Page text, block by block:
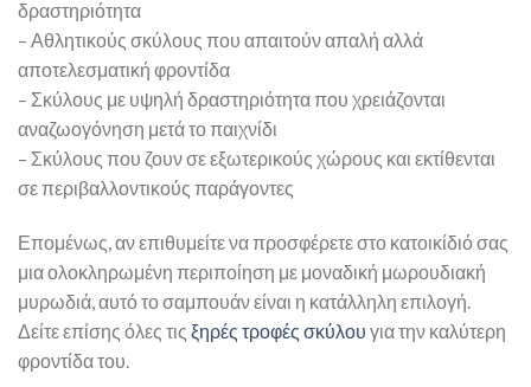
δραστηριότητα
– Αθλητικούς σκύλους που απαιτούν απαλή αλλά
αποτελεσματική φροντίδα
– Σκύλους με υψηλή δραστηριότητα που χρειάζονται
αναζωογόνηση μετά το παιχνίδι
– Σκύλους που ζουν σε εξωτερικούς χώρους και εκτίθενται
σε περιβαλλοντικούς παράγοντες
Επομένως, αν επιθυμείτε να προσφέρετε στο κατοικίδιό σας
μια ολοκληρωμένη περιποίηση με μοναδική μωρουδιακή
μυρωδιά, αυτό το σαμπουάν είναι η κατάλληλη επιλογή.
Δείτε επίσης όλες τις ξηρές τροφές σκύλου για την καλύτερη
φροντίδα του.